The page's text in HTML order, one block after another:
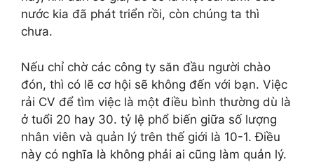
nước kia đã phát triển rồi, còn chúng ta thì
chưa.
Nếu chỉ chờ các công ty săn đầu người chào
đón, thì có lẽ cơ hội sẽ không đến với bạn. Việc
rải CV để tìm việc là một điều bình thường dù là
ở tuổi 20 hay 30. tỷ lệ phổ biến giữa số lượng
nhân viên và quản lý trên thế giới là 10-1. Điều
này có nghĩa là không phải ai cũng làm quản lý.